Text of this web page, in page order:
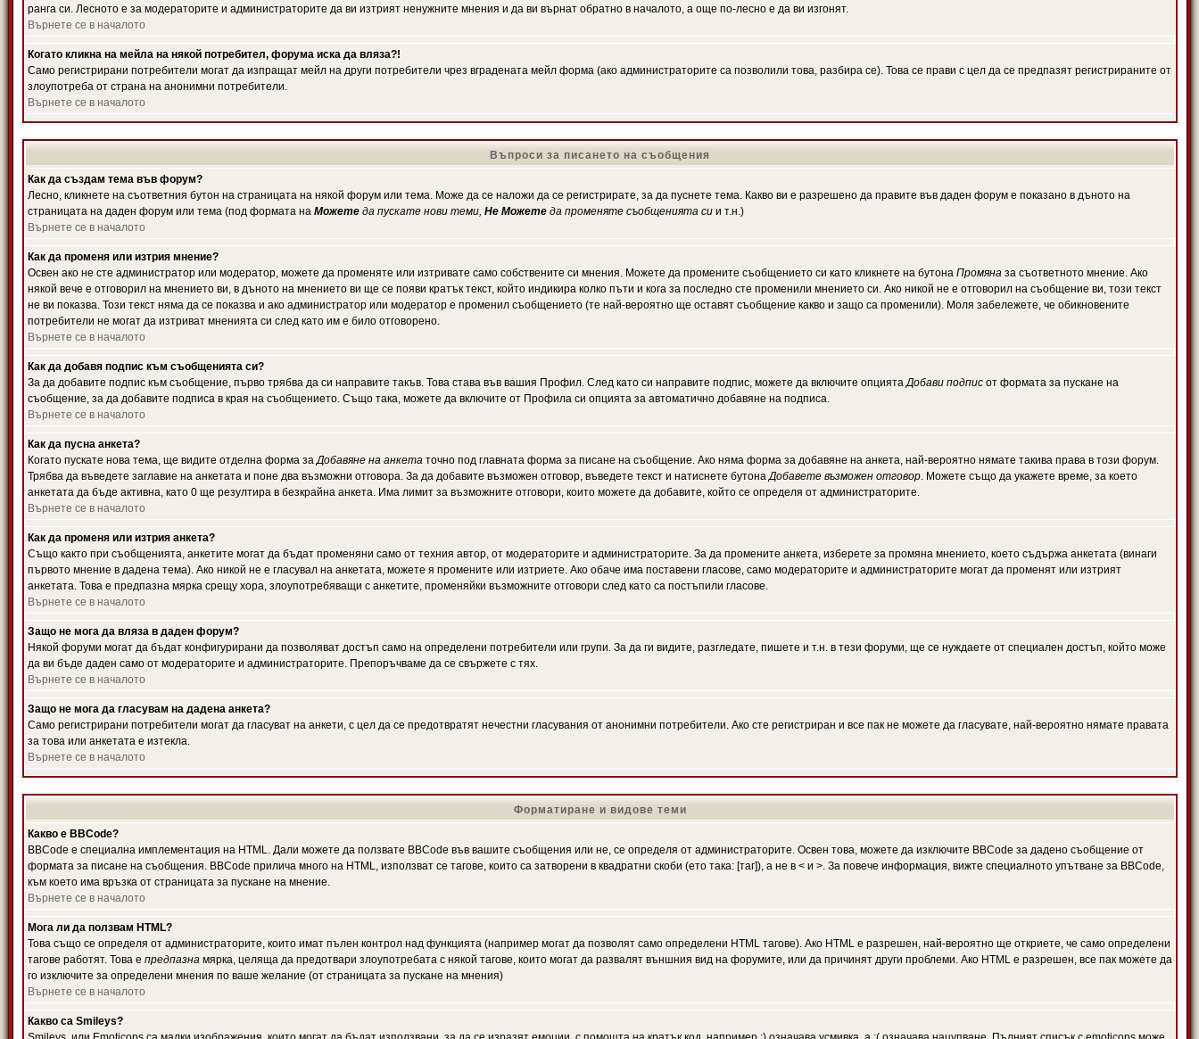
ранга си. Лесното е за модераторите и администраторите да ви изтрият ненужните мнения и да ви върнат обратно в началото, а още по-лесно е да ви изгонят.
Върнете се в началото
Когато кликна на мейла на някой потребител, форума иска да вляза?!
Само регистрирани потребители могат да изпращат мейл на други потребители чрез вградената мейл форма (ако администраторите са позволили това, разбира се). Това се прави с цел да се предпазят регистрираните от
злоупотреба от страна на анонимни потребители.
Върнете се в началото
Въпроси за писането на съобщения
Как да създам тема във форум?
Лесно, кликнете на съответния бутон на страницата на някой форум или тема. Може да се наложи да се регистрирате, за да пуснете тема. Какво ви е разрешено да правите във даден форум е показано в дъното на
страницата на даден форум или тема (под формата на Можете да пускате нови теми, Не Можете да променяте съобщенията си и т.н.)
Върнете се в началото
Как да променя или изтрия мнение?
Освен ако не сте администратор или модератор, можете да променяте или изтривате само собствените си мнения. Можете да промените съобщението си като кликнете на бутона Промяна за съответното мнение. Ако
някой вече е отговорил на мнението ви, в дъното на мнението ви ще се появи кратък текст, който индикира колко пъти и кога за последно сте променили мнението си. Ако никой не е отговорил на съобщение ви, този текст
не ви показва. Този текст няма да се показва и ако администратор или модератор е променил съобщението (те най-вероятно ще оставят съобщение какво и защо са променили). Моля забележете, че обикновените
потребители не могат да изтриват мненията си след като им е било отговорено.
Върнете се в началото
Как да добавя подпис към съобщенията си?
За да добавите подпис към съобщение, първо трябва да си направите такъв. Това става във вашия Профил. След като си направите подпис, можете да включите опциятаДобави подпис от формата за пускане на
съобщение, за да добавите подписа в края на съобщението. Също така, можете да включите от Профила си опцията за автоматично добавяне на подписа.
Върнете се в началото
Как да пусна анкета?
Когато пускате нова тема, ще видите отделна форма заДобавяне на анкета точно под главната форма за писане на съобщение. Ако няма форма за добавяне на анкета, най-вероятно нямате такива права в този форум.
Трябва да въведете заглавие на анкетата и поне два възможни отговора. За да добавите възможен отговор, въведете текст и натиснете бутонаДобавете възможен отговор. Можете също да укажете време, за което
анкетата да бъде активна, като 0 ще резултира в безкрайна анкета. Има лимит за възможните отговори, които можете да добавите, който се определя от администраторите.
Върнете се в началото
Как да променя или изтрия анкета?
Също както при съобщенията, анкетите могат да бъдат променяни само от техния автор, от модераторите и администраторите. За да промените анкета, изберете за промяна мнението, което съдържа анкетата (винаги
първото мнение в дадена тема). Ако никой не е гласувал на анкетата, можете я промените или изтриете. Ако обаче има поставени гласове, само модераторите и администраторите могат да променят или изтрият
анкетата. Това е предпазна мярка срещу хора, злоупотребяващи с анкетите, променяйки възможните отговори след като са постъпили гласове.
Върнете се в началото
Защо не мога да вляза в даден форум?
Някой форуми могат да бъдат конфигурирани да позволяват достъп само на определени потребители или групи. За да ги видите, разгледате, пишете и т.н. в тези форуми, ще се нуждаете от специален достъп, който може
да ви бъде даден само от модераторите и администраторите. Препоръчваме да се свържете с тях.
Върнете се в началото
Защо не мога да гласувам на дадена анкета?
Само регистрирани потребители могат да гласуват на анкети, с цел да се предотвратят нечестни гласувания от анонимни потребители. Ако сте регистриран и все пак не можете да гласувате, най-вероятно нямате правата
за това или анкетата е изтекла.
Върнете се в началото
Форматиране и видове теми
Какво е BBCode?
BBCode е специална имплементация на HTML. Дали можете да ползвате BBCode във вашите съобщения или не, се определя от администраторите. Освен това, можете да изключите BBCode за дадено съобщение от
формата за писане на съобщения. BBCode прилича много на HTML, използват се тагове, които са затворени в квадратни скоби (ето така: [таг]), а не в < и >. За повече информация, вижте специалното упътване за BBCode,
към което има връзка от страницата за пускане на мнение.
Върнете се в началото
Мога ли да ползвам HTML?
Това също се определя от администраторите, които имат пълен контрол над функцията (например могат да позволят само определени HTML тагове). Ако HTML е разрешен, най-вероятно ще откриете, че само определени
тагове работят. Това е предпазна мярка, целяща да предотвари злоупотребата с някой тагове, които могат да развалят външния вид на форумите, или да причинят други проблеми. Ако HTML е разрешен, все пак можете да
го изключите за определени мнения по ваше желание (от страницата за пускане на мнения)
Върнете се в началото
Какво са Smileys?